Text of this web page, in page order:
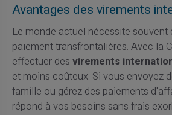
Avantages des virements
Le monde actuel nécessite souvent
paiement transfrontalières. Avec la
effectuer des virements
et moins coûteux. Si vous envoyez
famille ou gérez des paiements
répond à vos besoins sans frais